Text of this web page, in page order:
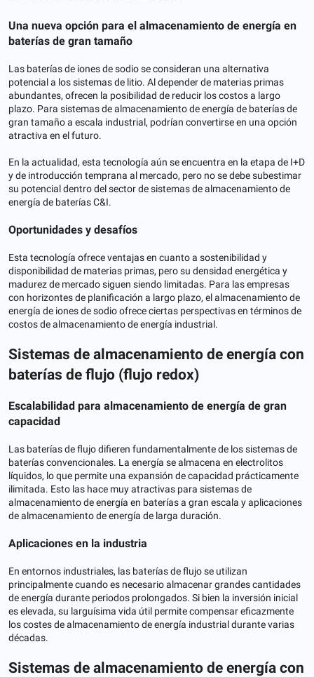
Una nueva opción para el almacenamiento de energía en
baterías de gran tamaño
Las baterías de iones de sodio se consideran una alternativa
potencial a los sistemas de litio. Al depender de materias primas
abundantes, ofrecen la posibilidad de reducir los costos a largo
plazo. Para sistemas de almacenamiento de energía de baterías de
gran tamaño a escala industrial, podrían convertirse en una opción
atractiva en el futuro.
En la actualidad, esta tecnología aún se encuentra en la etapa de I+D
y de introducción temprana al mercado, pero no se debe subestimar
su potencial dentro del sector de sistemas de almacenamiento de
energía de baterías C&I.
Oportunidades y desafíos
Esta tecnología ofrece ventajas en cuanto a sostenibilidad y
disponibilidad de materias primas, pero su densidad energética y
madurez de mercado siguen siendo limitadas. Para las empresas
con horizontes de planificación a largo plazo, el almacenamiento de
energía de iones de sodio ofrece ciertas perspectivas en términos de
costos de almacenamiento de energía industrial.
Sistemas de almacenamiento de energía con
baterías de flujo (flujo redox)
Escalabilidad para almacenamiento de energía de gran
capacidad
Las baterías de flujo difieren fundamentalmente de los sistemas de
baterías convencionales. La energía se almacena en electrolitos
líquidos, lo que permite una expansión de capacidad prácticamente
ilimitada. Esto las hace muy atractivas para sistemas de
almacenamiento de energía en baterías a gran escala y aplicaciones
de almacenamiento de energía de larga duración.
Aplicaciones en la industria
En entornos industriales, las baterías de flujo se utilizan
principalmente cuando es necesario almacenar grandes cantidades
de energía durante periodos prolongados. Si bien la inversión inicial
es elevada, su larguísima vida útil permite compensar eficazmente
los costes de almacenamiento de energía industrial durante varias
décadas.
Sistemas de almacenamiento de energía con